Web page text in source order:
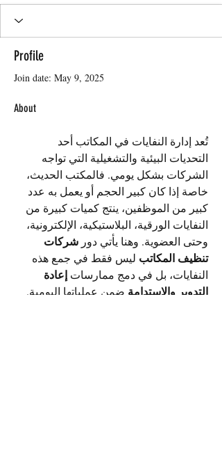
Profile
Join date: May 9, 2025
About
تُعد إدارة النفايات في المكاتب أحد
التحديات البيئية والتشغيلية التي تواجه
الشركات بشكل يومي. فالمكتب الحديث،
خاصة إذا كان كبير الحجم أو يعمل به عدد
كبير من الموظفين، ينتج كميات كبيرة من
النفايات الورقية، البلاستيكية، الإلكترونية،
وحتى العضوية. وهنا يأتي دور شركات
تنظيف المكاتب ليس فقط في جمع هذه
النفايات، بل في دمج ممارسات إعادة
التدوير والاستدامة ضمن عملياتها اليومية.